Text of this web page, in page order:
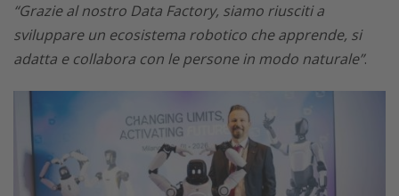
“Grazie al nostro Data Factory, siamo riusciti a
sviluppare un ecosistema robotico che apprende, si
adatta e collabora con le persone in modo naturale”.